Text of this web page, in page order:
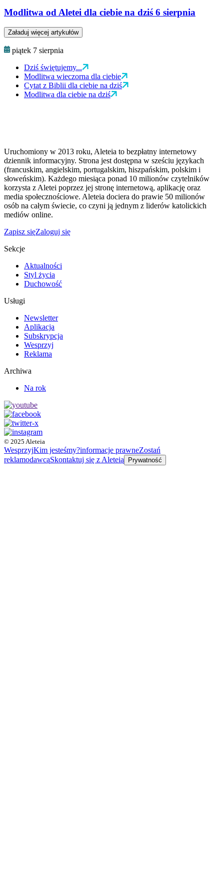
Modlitwa od Aletei dla ciebie na dziś 6 sierpnia
Załaduj więcej artykułów
piątek 7 sierpnia
Dziś świętujemy...
Modlitwa wieczorna dla ciebie
Cytat z Biblii dla ciebie na dziś
Modlitwa dla ciebie na dziś
Uruchomiony w 2013 roku, Aleteia to bezpłatny internetowy
dziennik informacyjny. Strona jest dostępna w sześciu językach
(francuskim, angielskim, portugalskim, hiszpańskim, polskim i
słoweńskim). Każdego miesiąca ponad 10 milionów czytelników
korzysta z Aletei poprzez jej stronę internetową, aplikację oraz
media społecznościowe. Aleteia dociera do prawie 50 milionów
osób na całym świecie, co czyni ją jednym z liderów katolickich
mediów online.
Zapisz sięZaloguj się
Sekcje
Aktualności
Styl życia
Duchowość
Usługi
Newsletter
Aplikacja
Subskrypcja
Wesprzyj
Reklama
Archiwa
Na rok
© 2025 Aleteia
WesprzyjKim jesteśmy?informacje prawneZostań
reklamodawcąSkontaktuj się z Aleteią Prywatność